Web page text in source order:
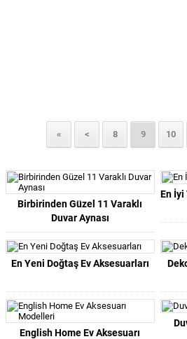
« < 8 9 10
Birbirinden Güzel 11 Varaklı
Duvar Aynası
En İyi
En Yeni Doğtaş Ev Aksesuarları
English Home Ev Aksesuarı